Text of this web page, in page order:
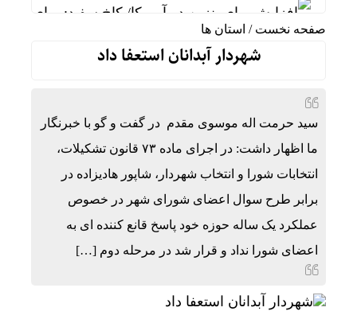
افزایش بهای بنزین در آمریکا/ کاخ سفید: برای
واکنش رئیس شورای عالی سیاسی یمن به
عملیات نصر ۲ چه تاثیری در معادلات جنگ داشت؟ *سعدالله زارعی
تنگی انگشتر و کفش در گرما؛ واکنش طبیعی بدن
بورس تهران چگونه از ریزش به رکوردشکنی تغییر
رضایی: یک درصد بودجه فوتبال را به والیبال نشسته
صفحه نخست / استان ها
شهردار آبدانان استعفا داد
سید حرمت اله موسوی مقدم در گفت و گو با خبرنگار
ما اظهار داشت: در اجرای ماده ۷۳ قانون تشکیلات،
انتخابات شورا و انتخاب شهردار، شاپور هادیزاده در
برابر طرح سوال اعضای شورای شهر در خصوص
عملکرد یک ساله حوزه خود پاسخ قانع کننده ای به
اعضای شورا نداد و قرار شد در مرحله دوم […]